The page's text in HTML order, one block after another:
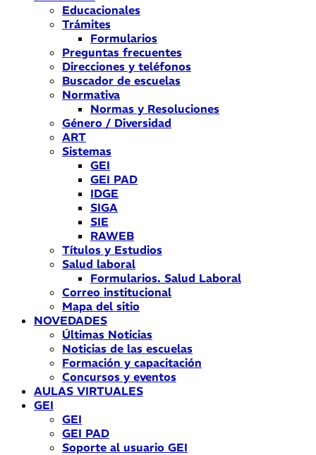
Educacionales
Trámites
Formularios
Preguntas frecuentes
Direcciones y teléfonos
Buscador de escuelas
Normativa
Normas y Resoluciones
Género / Diversidad
ART
Sistemas
GEI
GEI PAD
IDGE
SIGA
SIE
RAWEB
Títulos y Estudios
Salud laboral
Formularios. Salud Laboral
Correo institucional
Mapa del sitio
NOVEDADES
Últimas Noticias
Noticias de las escuelas
Formación y capacitación
Concursos y eventos
AULAS VIRTUALES
GEI
GEI
GEI PAD
Soporte al usuario GEI